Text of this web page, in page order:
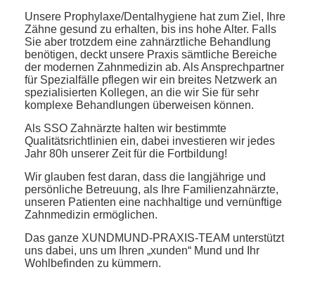
Unsere Prophylaxe/Dentalhygiene hat zum Ziel, Ihre
Zähne gesund zu erhalten, bis ins hohe Alter. Falls
Sie aber trotzdem eine zahnärztliche Behandlung
benötigen, deckt unsere Praxis sämtliche Bereiche
der modernen Zahnmedizin ab. Als Ansprechpartner
für Spezialfälle pflegen wir ein breites Netzwerk an
spezialisierten Kollegen, an die wir Sie für sehr
komplexe Behandlungen überweisen können.
Als SSO Zahnärzte halten wir bestimmte
Qualitätsrichtlinien ein, dabei investieren wir jedes
Jahr 80h unserer Zeit für die Fortbildung!
Wir glauben fest daran, dass die langjährige und
persönliche Betreuung, als Ihre Familienzahnärzte,
unseren Patienten eine nachhaltige und vernünftige
Zahnmedizin ermöglichen.
Das ganze XUNDMUND-PRAXIS-TEAM unterstützt
uns dabei, uns um Ihren „xunden“ Mund und Ihr
Wohlbefinden zu kümmern.